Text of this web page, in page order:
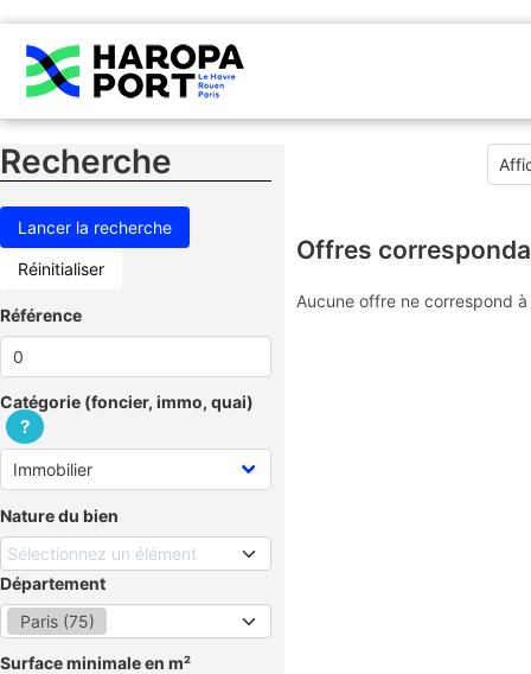
Recherche
Réinitialiser
Référence
Catégorie (foncier, immo, quai)
?
Nature du bien
Sélectionnez un élément
Département
Paris (75)
Surface minimale en m²
Offres
Aucune offre ne correspond